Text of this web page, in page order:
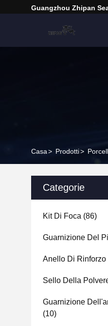
Guangzhou Zhipan
Casa> Prodotti>
Categorie
Kit Di Foca (86)
Guarnizione Del
Anello Di Rinforzo
Sello Della
Guarnizione
(10)